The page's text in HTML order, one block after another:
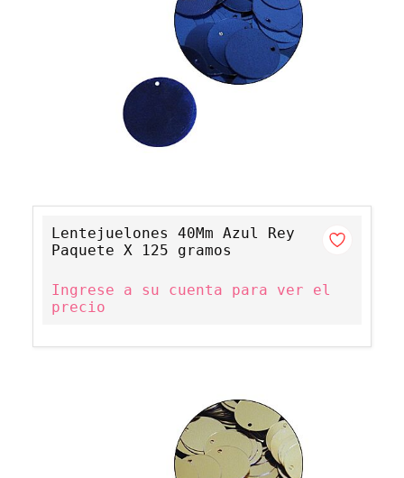
Lentejuelones 40Mm Azul Rey
Paquete X 125 gramos
Ingrese a su cuenta para ver el
precio